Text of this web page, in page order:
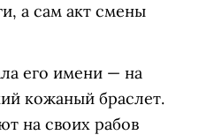
а сам акт смены
его имени — на
кожаный браслет.
на своих рабов